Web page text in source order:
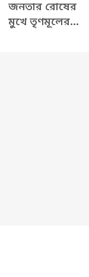
জনতার রোষের
মুখে তৃণমূলের